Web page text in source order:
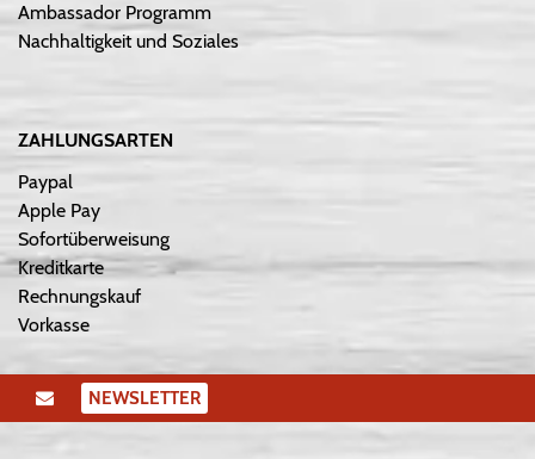
Ambassador Programm
Nachhaltigkeit und Soziales
ZAHLUNGSARTEN
Paypal
Apple Pay
Sofortüberweisung
Kreditkarte
Rechnungskauf
Vorkasse
NEWSLETTER